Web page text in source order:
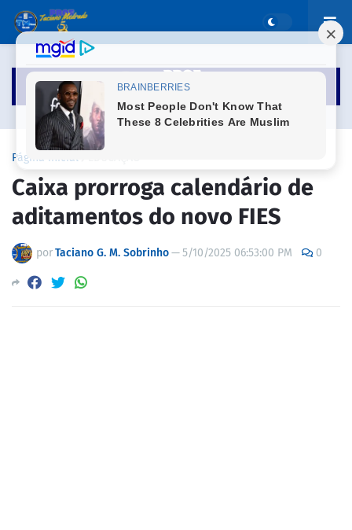
Página inicial
Caixa prorroga calendário de
aditamentos do novo FIES
porTaciano G. M. Sobrinho—5/10/2025 06:53:00 PM 0